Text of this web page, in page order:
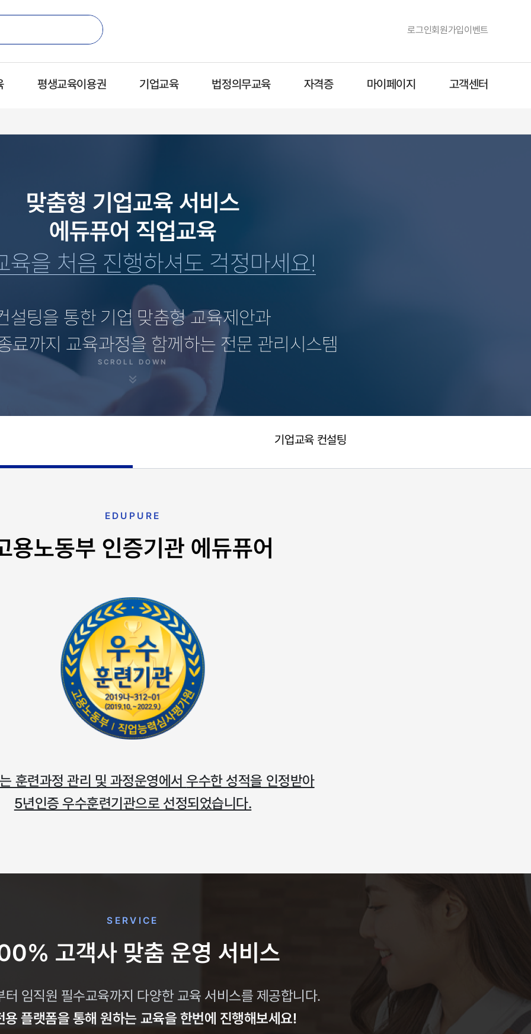
로그인회원가입이벤트
평생교육이용권 기업교육 법정의무교육 자격증 마이페이지 고객센터
맞춤형 기업교육 서비스
에듀퓨어 직업교육
육을 처음 진행하셔도 걱정마세요!
설팅을 통한 기업 맞춤형 교육제안과
료까지 교육과정을 함께하는 전문 관리시스템
SCROLL DOWN
기업교육 컨설팅
EDUPURE
용노동부 인증기관 에듀퓨어
훈련과정 관리 및 과정운영에서우수한 성적을 인정받아
5년인증 우수훈련기관으로 선정되었습니다.
SERVICE
고객사 맞춤 운영 서비스
터 임직원 필수교육까지 다양한 교육 서비스를 제공합니다.
용 플랫폼을 통해 원하는 교육을 한번에 진행해보세요!